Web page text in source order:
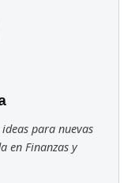
para nuevas
en Finanzas y